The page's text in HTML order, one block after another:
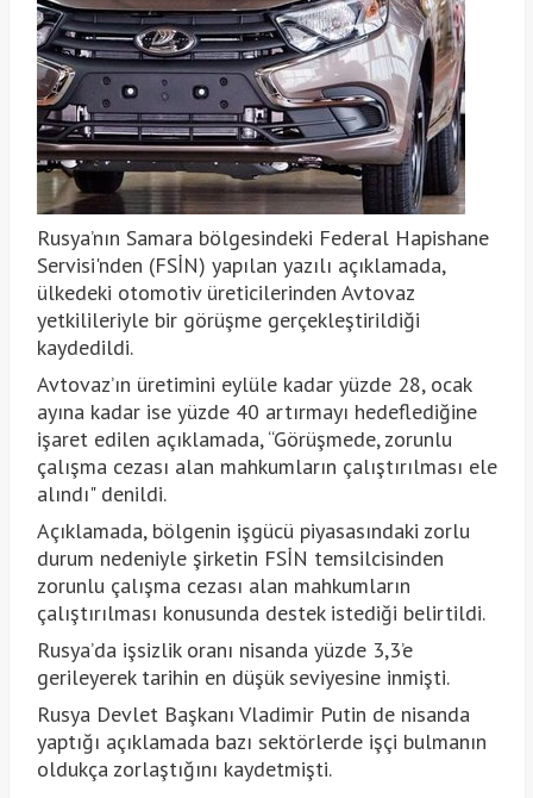
Rusya’nın Samara bölgesindeki Federal Hapishane
Servisi'nden (FSİN) yapılan yazılı açıklamada,
ülkedeki otomotiv üreticilerinden Avtovaz
yetkilileriyle bir görüşme gerçekleştirildiği
kaydedildi.
Avtovaz’ın üretimini eylüle kadar yüzde 28, ocak
ayına kadar ise yüzde 40 artırmayı hedeflediğine
işaret edilen açıklamada, “Görüşmede, zorunlu
çalışma cezası alan mahkumların çalıştırılması ele
alındı" denildi.
Açıklamada, bölgenin işgücü piyasasındaki zorlu
durum nedeniyle şirketin FSİN temsilcisinden
zorunlu çalışma cezası alan mahkumların
çalıştırılması konusunda destek istediği belirtildi.
Rusya’da işsizlik oranı nisanda yüzde 3,3’e
gerileyerek tarihin en düşük seviyesine inmişti.
Rusya Devlet Başkanı Vladimir Putin de nisanda
yaptığı açıklamada bazı sektörlerde işçi bulmanın
oldukça zorlaştığını kaydetmişti.